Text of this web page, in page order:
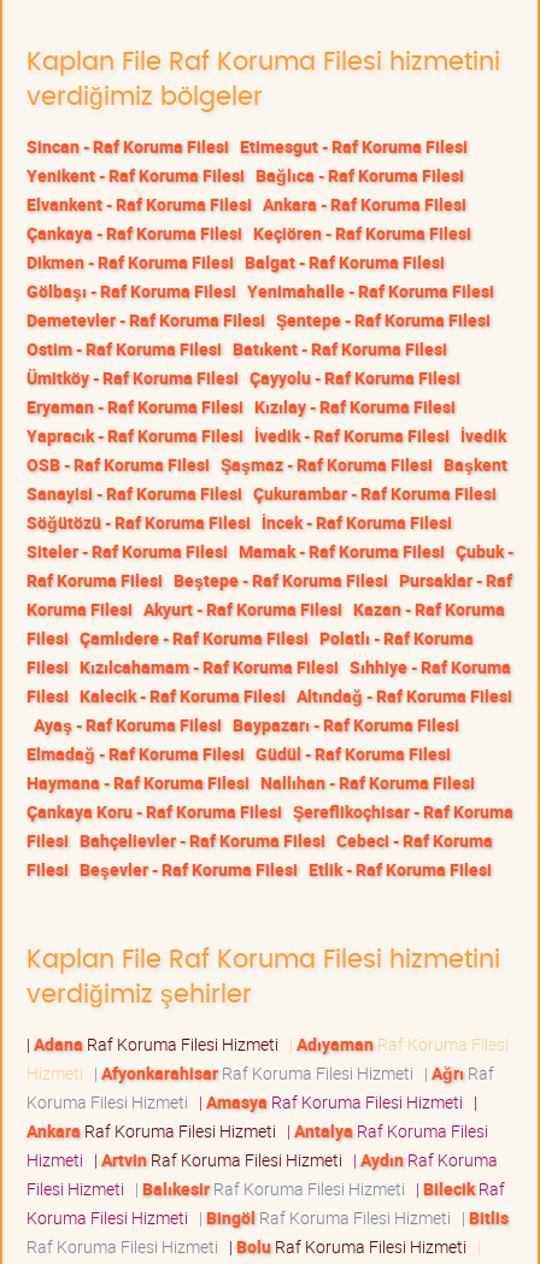
Kaplan File Raf Koruma Filesi hizmetini
verdiğimiz bölgeler
Sincan - Raf Koruma Filesi Etimesgut - Raf Koruma Filesi
Yenikent - Raf Koruma Filesi Bağlıca - Raf Koruma Filesi
Elvankent - Raf Koruma Filesi Ankara - Raf Koruma Filesi
Çankaya - Raf Koruma Filesi Keçiören - Raf Koruma Filesi
Dikmen - Raf Koruma Filesi Balgat - Raf Koruma Filesi
Gölbaşı - Raf Koruma Filesi Yenimahalle - Raf Koruma Filesi
Demetevler - Raf Koruma Filesi Şentepe - Raf Koruma Filesi
Ostim - Raf Koruma Filesi Batıkent - Raf Koruma Filesi
Ümitköy - Raf Koruma Filesi Çayyolu - Raf Koruma Filesi
Eryaman - Raf Koruma Filesi Kızılay - Raf Koruma Filesi
Yapracık - Raf Koruma Filesi İvedik - Raf Koruma Filesi İvedik
OSB - Raf Koruma Filesi Şaşmaz - Raf Koruma Filesi Başkent
Sanayisi - Raf Koruma Filesi Çukurambar - Raf Koruma Filesi
Söğütözü - Raf Koruma Filesi İncek - Raf Koruma Filesi
Siteler - Raf Koruma Filesi Mamak - Raf Koruma Filesi Çubuk -
Raf Koruma Filesi Beştepe - Raf Koruma Filesi Pursaklar - Raf
Koruma Filesi Akyurt - Raf Koruma Filesi Kazan - Raf Koruma
Filesi Çamlıdere - Raf Koruma Filesi Polatlı - Raf Koruma
Filesi Kızılcahamam - Raf Koruma Filesi Sıhhiye - Raf Koruma
Filesi Kalecik - Raf Koruma Filesi Altındağ - Raf Koruma Filesi
Ayaş - Raf Koruma Filesi Baypazarı - Raf Koruma Filesi
Elmadağ - Raf Koruma Filesi Güdül - Raf Koruma Filesi
Haymana - Raf Koruma Filesi Nallıhan - Raf Koruma Filesi
Çankaya Koru - Raf Koruma Filesi Şereflikoçhisar - Raf Koruma
Filesi Bahçelievler - Raf Koruma Filesi Cebeci - Raf Koruma
Filesi Beşevler - Raf Koruma Filesi Etlik - Raf Koruma Filesi
Kaplan File Raf Koruma Filesi hizmetini
verdiğimiz şehirler
| Adana Raf Koruma Filesi Hizmeti | AdıyamanRaf Koruma Filesi
Hizmeti | AfyonkarahisarRaf Koruma Filesi Hizmeti | Ağrı Raf
Koruma Filesi Hizmeti | Amasya Raf Koruma Filesi Hizmeti |
Ankara Raf Koruma Filesi Hizmeti | Antalya Raf Koruma Filesi
Hizmeti | ArtvinRaf Koruma Filesi Hizmeti | AydınRaf Koruma
Filesi Hizmeti | BalıkesirRaf Koruma Filesi Hizmeti | BilecikRaf
Koruma Filesi Hizmeti | Bingöl Raf Koruma Filesi Hizmeti | Bitlis
Raf Koruma Filesi Hizmeti | BoluRaf Koruma Filesi Hizmeti |